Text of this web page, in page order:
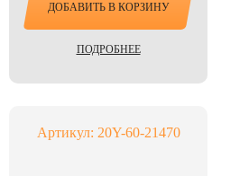
ДОБАВИТЬ В КОРЗИНУ
ПОДРОБНЕЕ
Артикул: 20Y-60-21470